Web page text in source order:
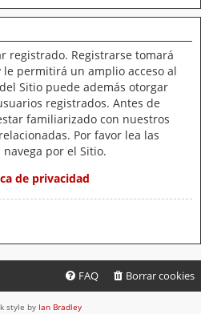
registrado. Registrarse tomará
le permitirá un amplio acceso al
Sitio puede además otorgar
registrados. Antes de
familiarizado con nuestros
Por favor lea las
por el Sitio.
de privacidad
Borrar cookies
FAQ
style by Ian Bradley